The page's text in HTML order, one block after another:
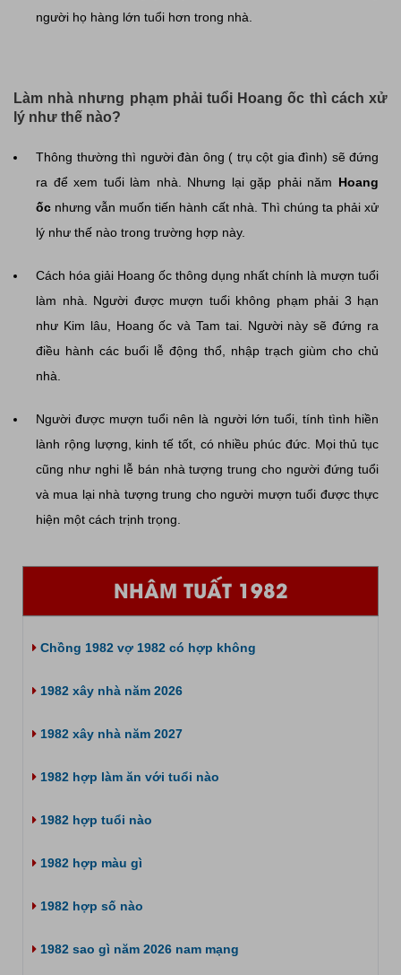
người họ hàng lớn tuổi hơn trong nhà.
Làm nhà nhưng phạm phải tuổi Hoang ốc thì cách xử
lý như thế nào?
Thông thường thì người đàn ông ( trụ cột gia đình) sẽ đứng
ra để xem tuổi làm nhà. Nhưng lại gặp phải năm Hoang
ốc nhưng vẫn muốn tiến hành cất nhà. Thì chúng ta phải xử
lý như thế nào trong trường hợp này.
Cách hóa giải Hoang ốc thông dụng nhất chính là mượn tuổi
làm nhà. Người được mượn tuổi không phạm phải 3 hạn
như Kim lâu, Hoang ốc và Tam tai. Người này sẽ đứng ra
điều hành các buổi lễ động thổ, nhập trạch giùm cho chủ
nhà.
Người được mượn tuổi nên là người lớn tuổi, tính tình hiền
lành rộng lượng, kinh tế tốt, có nhiều phúc đức. Mọi thủ tục
cũng như nghi lễ bán nhà tượng trung cho người đứng tuổi
và mua lại nhà tượng trung cho người mượn tuổi được thực
hiện một cách trịnh trọng.
NHÂM TUẤT 1982
Chồng 1982 vợ 1982 có hợp không
1982 xây nhà năm 2026
1982 xây nhà năm 2027
1982 hợp làm ăn với tuổi nào
1982 hợp tuổi nào
1982 hợp màu gì
1982 hợp số nào
1982 sao gì năm 2026 nam mạng